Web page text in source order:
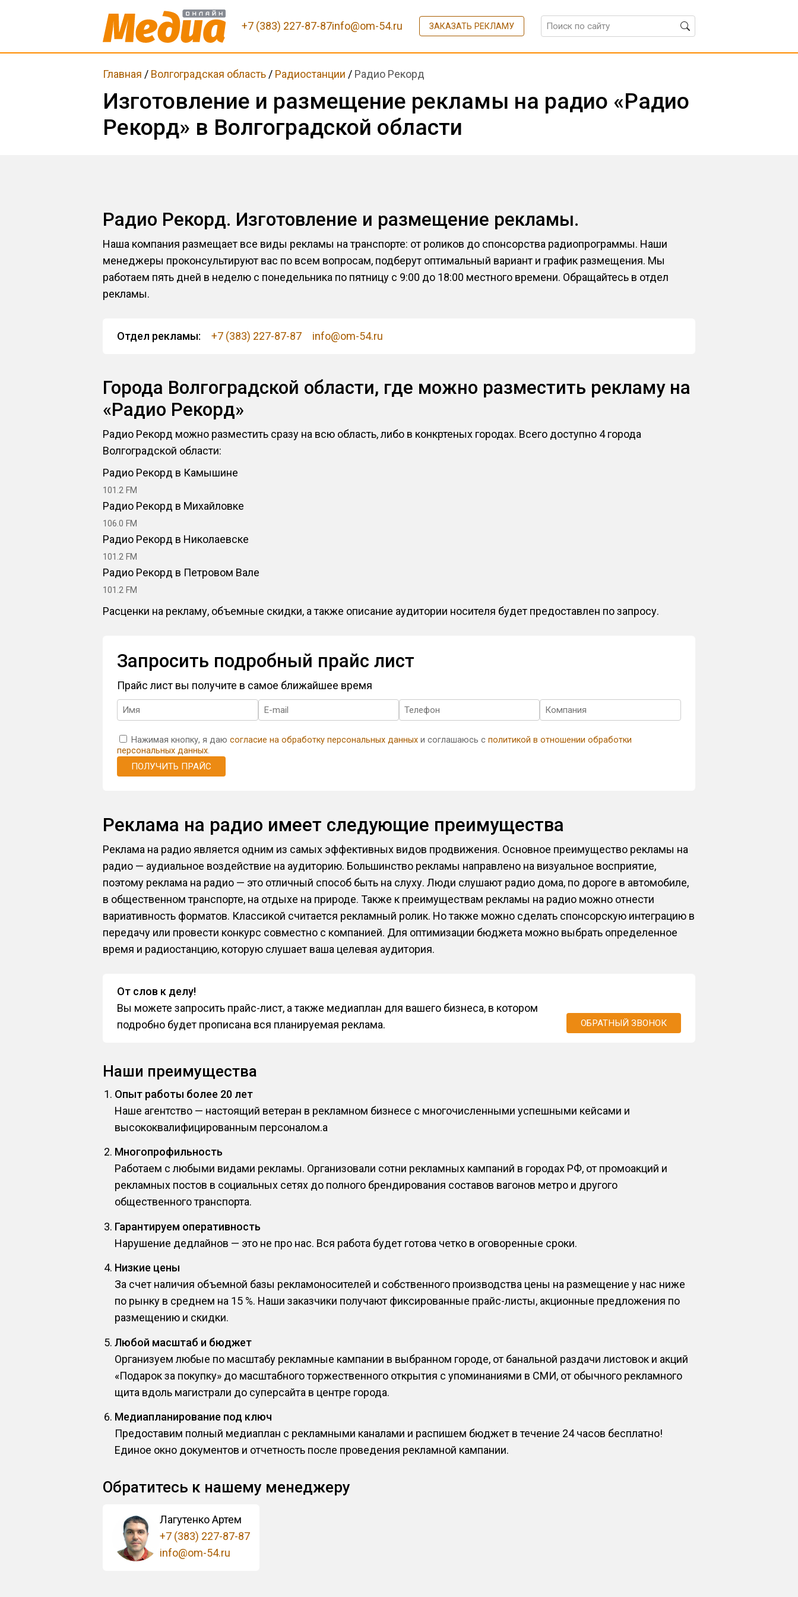
+7 (383) 227-87-87info@om-54.ru ЗАКАЗАТЬ РЕКЛАМУ
Главная / Волгоградская область / Радиостанции / Радио Рекорд
Изготовление и размещение рекламы на радио «Радио
Рекорд» в Волгоградской области
Радио Рекорд. Изготовление и размещение рекламы.
Наша компания размещает все виды рекламы на транспорте: от роликов до спонсорства радиопрограммы. Наши
менеджеры проконсультируют вас по всем вопросам, подберут оптимальный вариант и график размещения. Мы
работаем пять дней в неделю с понедельника по пятницу с 9:00 до 18:00 местного времени. Обращайтесь в отдел
рекламы.
Отдел рекламы: +7 (383) 227-87-87 info@om-54.ru
Города Волгоградской области, где можно разместить рекламу на
«Радио Рекорд»
Радио Рекорд можно разместить сразу на всю область, либо в конкртеных городах. Всего доступно 4 города
Волгоградской области:
Радио Рекорд в Камышине
101.2 FM
Радио Рекорд в Михайловке
106.0 FM
Радио Рекорд в Николаевске
101.2 FM
Радио Рекорд в Петровом Вале
101.2 FM
Расценки на рекламу, объемные скидки, а также описание аудитории носителя будет предоставлен по запросу.
Запросить подробный прайс лист
Прайс лист вы получите в самое ближайшее время
Нажимая кнопку, я даюсогласие на обработку персональных данных и соглашаюсь сполитикой в отношении обработки
персональных данных.
ПОЛУЧИТЬ ПРАЙС
Реклама на радио имеет следующие преимущества
Реклама на радио является одним из самых эффективных видов продвижения. Основное преимущество рекламы на
радио — аудиальное воздействие на аудиторию. Большинство рекламы направлено на визуальное восприятие,
поэтому реклама на радио — это отличный способ быть на слуху. Люди слушают радио дома, по дороге в автомобиле,
в общественном транспорте, на отдыхе на природе. Также к преимуществам рекламы на радио можно отнести
вариативность форматов. Классикой считается рекламный ролик. Но также можно сделать спонсорскую интеграцию в
передачу или провести конкурс совместно с компанией. Для оптимизации бюджета можно выбрать определенное
время и радиостанцию, которую слушает ваша целевая аудитория.
От слов к делу!
Вы можете запросить прайс-лист, а также медиаплан для вашего бизнеса, в котором
подробно будет прописана вся планируемая реклама.
ОБРАТНЫЙ ЗВОНОК
Наши преимущества
Опыт работы более 20 лет
Наше агентство — настоящий ветеран в рекламном бизнесе с многочисленными успешными кейсами и
высококвалифицированным персоналом.a
Многопрофильность
Работаем с любыми видами рекламы. Организовали сотни рекламных кампаний в городах РФ, от промоакций и
рекламных постов в социальных сетях до полного брендирования составов вагонов метро и другого
общественного транспорта.
Гарантируем оперативность
Нарушение дедлайнов — это не про нас. Вся работа будет готова четко в оговоренные сроки.
Низкие цены
За счет наличия объемной базы рекламоносителей и собственного производства цены на размещение у нас ниже
по рынку в среднем на 15 %. Наши заказчики получают фиксированные прайс-листы, акционные предложения по
размещению и скидки.
Любой масштаб и бюджет
Организуем любые по масштабу рекламные кампании в выбранном городе, от банальной раздачи листовок и акций
«Подарок за покупку» до масштабного торжественного открытия с упоминаниями в СМИ, от обычного рекламного
щита вдоль магистрали до суперсайта в центре города.
Медиапланирование под ключ
Предоставим полный медиаплан с рекламными каналами и распишем бюджет в течение 24 часов бесплатно!
Единое окно документов и отчетность после проведения рекламной кампании.
Обратитесь к нашему менеджеру
Лагутенко Артем
+7 (383) 227-87-87
info@om-54.ru